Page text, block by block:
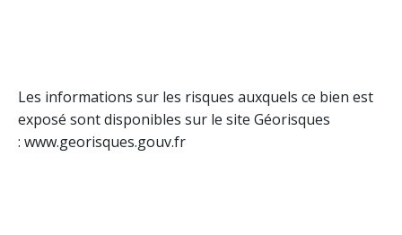
Les informations sur les risques auxquels ce bien est
exposé sont disponibles sur le site Géorisques
: www.georisques.gouv.fr